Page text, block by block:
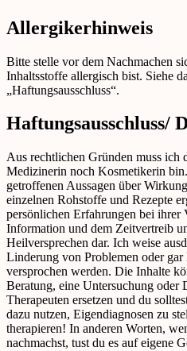
Allergikerhinweis
Bitte stelle vor dem Nachmachen
Inhaltsstoffe allergisch bist. Siehe
„Haftungsausschluss“.
Haftungsausschluss/
Aus rechtlichen Gründen muss ich
Medizinerin noch Kosmetikerin
getroffenen Aussagen über
einzelnen Rohstoffe und Rezepte
persönlichen Erfahrungen bei ihrer
Information und dem Zeitvertreib
Heilversprechen dar. Ich weise
Linderung von Problemen oder
versprochen werden. Die Inhalte
Beratung, eine Untersuchung oder
Therapeuten ersetzen und du
dazu nutzen, Eigendiagnosen zu
therapieren! In anderen Worten,
nachmachst, tust du es auf eigene